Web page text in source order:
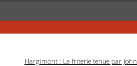
Hargimont : La friterie tenue par